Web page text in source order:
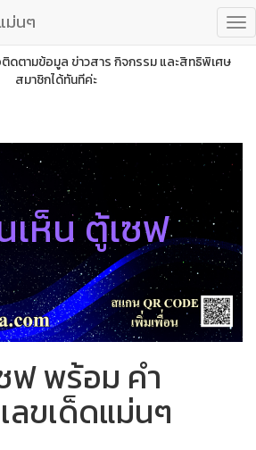
ม่นๆ
ติดตามข้อมูล ข่าวสาร กิจกรรม และสิทธิพิเศษ
สมาชิกได้ทันทีค่ะ
เห็น ตู้เซฟ
ฟ พร้อม คำ
ลขเด็ดแม่นๆ